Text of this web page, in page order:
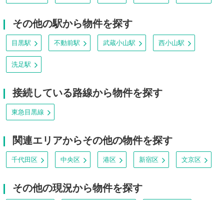
その他の駅から物件を探す
目黒駅 不動前駅 武蔵小山駅 西小山駅
洗足駅
接続している路線から物件を探す
東急目黒線
関連エリアからその他の物件を探す
千代田区 中央区 港区 新宿区 文京区
その他の現況から物件を探す